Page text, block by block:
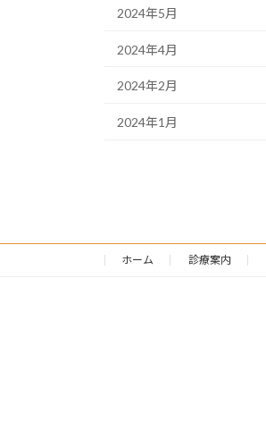
2024年5月
2024年4月
2024年2月
2024年1月
ホーム 診療案内